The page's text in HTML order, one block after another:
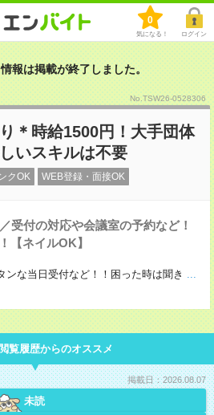
0
気になる！ ログイン
報は掲載が終了しました。
No.TSW26-0528306
＊時給1500円！大手団体
いスキルは不要
クOK WEB登録・面接OK
受付の対応や会議室の予約など！
【ネイルOK】
ンな当日受付など！！困った時は聞き ...
覧履歴からのオススメ
掲載日：2026.08.07
未読